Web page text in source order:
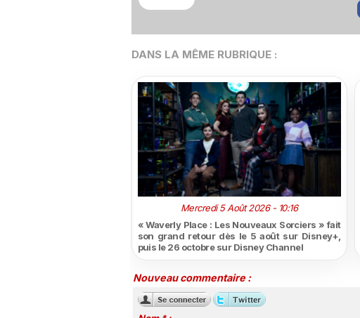
DANS LA MÊME RUBRIQUE :
Mercredi 5 Août 2026 - 10:16
« Waverly Place : Les Nouveaux Sorciers » fait
son grand retour dès le 5 août sur Disney+,
puis le 26 octobre sur Disney Channel
Nouveau commentaire :